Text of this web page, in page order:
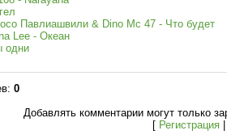
Павлиашвили & Dino Mc 47 - Что будет
Lee - Океан
одни
: 0
Добавлять комментарии могут только
[ Регистрация